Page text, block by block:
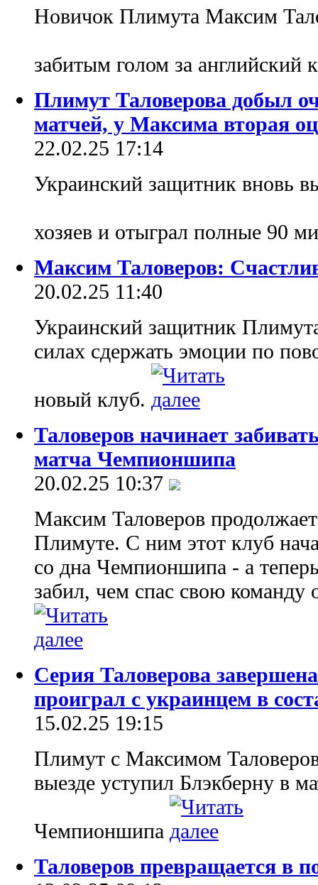
Новичок Плимута Максим
забитым голом за английский
Плимут Таловерова добыл
матчей, у Максима вторая
22.02.25 17:14
Украинский защитник вновь
хозяев и отыграл полные 90
Максим Таловеров:
20.02.25 11:40
Украинский защитник
силах сдержать эмоции по
новый клуб.
Таловеров начинает
матча Чемпионшипа
20.02.25 10:37
Максим Таловеров
Плимуте. С ним этот клуб
со дна Чемпионшипа - а
забил, чем спас свою
Серия Таловерова
проиграл с украинцем в
15.02.25 19:15
Плимут с Максимом
выезде уступил Блэкберну в
Чемпионшипа
Таловеров превращается в